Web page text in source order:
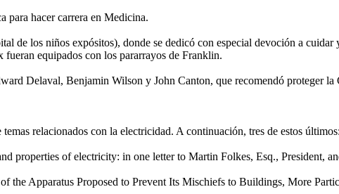
para hacer carrera en Medicina.
de los niños expósitos), donde se dedicó con especial devoción a cuidar
equipados con los pararrayos de Franklin.
Delaval, Benjamin Wilson y John Canton, que recomendó proteger la
relacionados con la electricidad. A continuación, tres de estos últimos:
properties of electricity: in one letter to Martin Folkes, Esq., President,
the Apparatus Proposed to Prevent Its Mischiefs to Buildings, More